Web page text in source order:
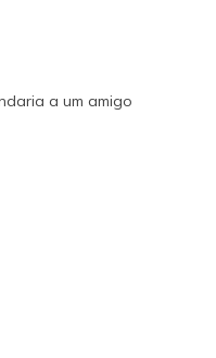
too big
a um amigo